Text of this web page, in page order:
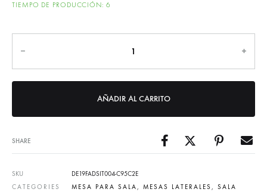
TIEMPO DE PRODUCCIÓN: 6
AÑADIR AL CARRITO
SHARE
SKU
DE19FADSIT004-C95C2E
CATEGORIES
MESA PARA SALA , MESAS LATERALES , SALA